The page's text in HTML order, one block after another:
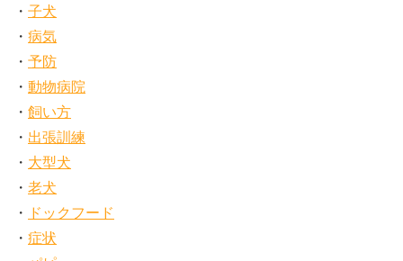
子犬
病気
予防
動物病院
飼い方
出張訓練
大型犬
老犬
ドックフード
症状